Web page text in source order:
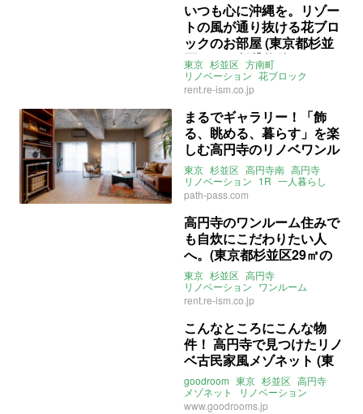
いつも心に沖縄を。リゾー
トの風が通り抜ける花ブロ
ックのお部屋 (東京都杉並
区32㎡の賃貸物件)
東京 杉並区 方南町
リノベーション 花ブロック
無垢床 ルーフバルコニー
二面採光 5階 一人暮らし
rent.re-ism.co.jp
まるでギャラリー！「飾
る、眺める、暮らす」を楽
しむ高円寺のリノベワンル
ーム（東京都杉並区55㎡の
賃貸物件）
東京 杉並区 高円寺南 高円寺
リノベーション 1R 一人暮らし
かっこいい おしゃれ
コンクリート
募集中 賃貸
path-pass.com
高円寺のワンルーム住みで
も自炊にこだわりたい人
へ。(東京都杉並区29㎡の
賃貸物件)
東京 杉並区 高円寺
リノベーション ワンルーム
キッチン 無垢床
賃貸
rent.re-ism.co.jp
こんなところにこんな物
件！ 高円寺で見つけたリノ
ベ古民家風メゾネット (東
京都杉並区60㎡の賃貸物
件)
goodroom 東京 杉並区 高円寺
メゾネット
リノベーション
レトロ ペット相談可
www.goodrooms.jp